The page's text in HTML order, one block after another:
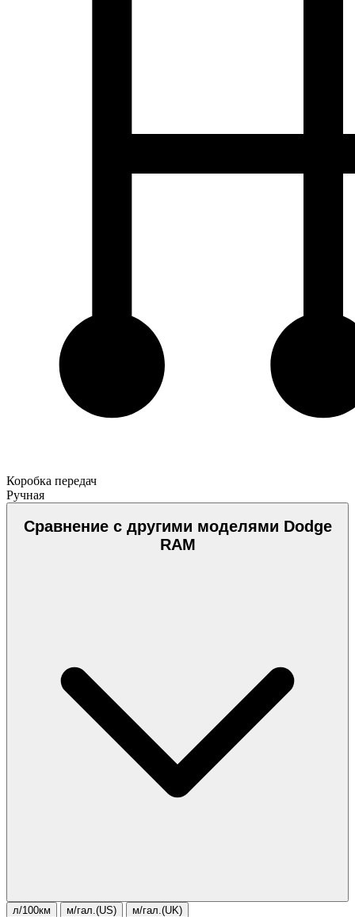
Коробка передач
Ручная
Сравнение с другими моделями Dodge
RAM
л/100км м/гал.(US) м/гал.(UK)